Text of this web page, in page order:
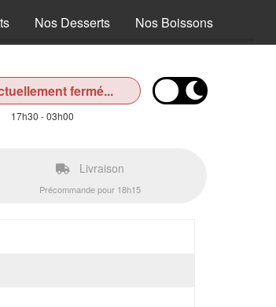
Nos Desserts Nos Boissons
fermé...
17h30 - 03h00
Livraison
Précommande pour 18h15